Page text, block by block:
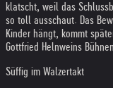
klatscht, weil das
so toll ausschaut. Das
Kinder hängt, kommt
Gottfried Helnweins
Süffig im Walzertakt